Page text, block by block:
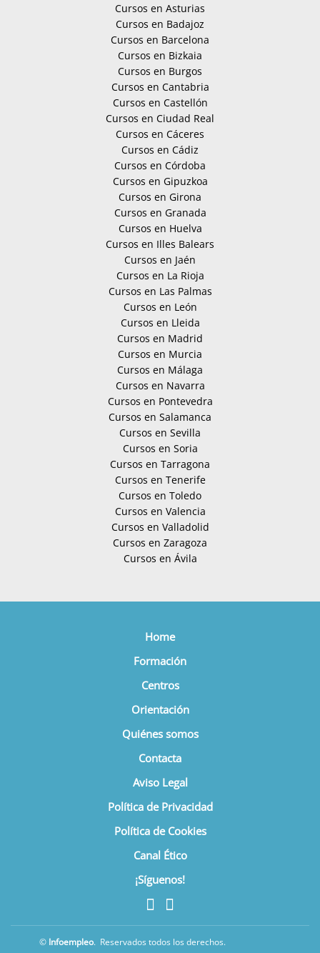
Cursos en Asturias
Cursos en Badajoz
Cursos en Barcelona
Cursos en Bizkaia
Cursos en Burgos
Cursos en Cantabria
Cursos en Castellón
Cursos en Ciudad Real
Cursos en Cáceres
Cursos en Cádiz
Cursos en Córdoba
Cursos en Gipuzkoa
Cursos en Girona
Cursos en Granada
Cursos en Huelva
Cursos en Illes Balears
Cursos en Jaén
Cursos en La Rioja
Cursos en Las Palmas
Cursos en León
Cursos en Lleida
Cursos en Madrid
Cursos en Murcia
Cursos en Málaga
Cursos en Navarra
Cursos en Pontevedra
Cursos en Salamanca
Cursos en Sevilla
Cursos en Soria
Cursos en Tarragona
Cursos en Tenerife
Cursos en Toledo
Cursos en Valencia
Cursos en Valladolid
Cursos en Zaragoza
Cursos en Ávila
Home
Formación
Centros
Orientación
Quiénes somos
Contacta
Aviso Legal
Política de Privacidad
Política de Cookies
Canal Ético
¡Síguenos!
© Infoempleo. Reservados todos los derechos.